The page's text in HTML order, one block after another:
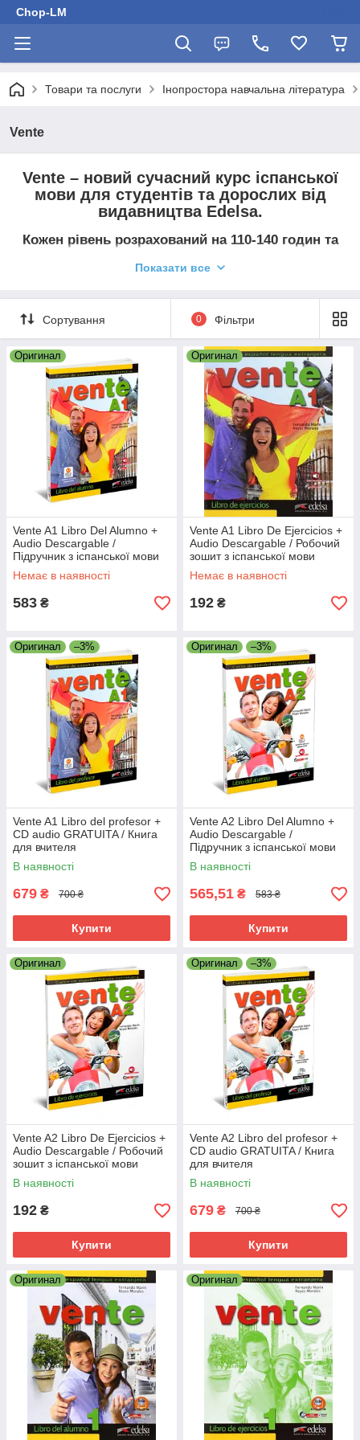
Chop-LM
Товари та послуги Інопростора навчальна література
Vente
Vente– новий сучасний курс іспанської
мови для студентів та дорослих від
видавництва Edеlsa.
Кожен рівень розрахований на 110-140 годин та
Кожен модуль містить:
короткі характеристики того, що вивчатиметься на
занятті,
розворот граматики та лексики,
практичні завдання,
розділ на відпрацювання вимови та говоріння,
додаткові завдання,
теми для обговорення,
сторінки з країнознавства,
тести для самоконтролю
Для стyдентів до навчального курсу Vente доступні онлайн
матеріали з поясненнями і додатковими завданнями на сайті
http://edelsa.es/aula_vente.php
Показати все
Сортування 0 Фільтри
Оригинал
Vente A1 Libro Del Alumno +
Audio Descargable /
Підручник з іспанської мови
Немає в наявності
583 ₴
Оригинал
Vente A1 Libro De Ejercicios +
Audio Descargable / Робочий
зошит з іспанської мови
Немає в наявності
192 ₴
Оригинал –3%
Vente A1 Libro del profesor +
CD audio GRATUITA / Книга
для вчителя
В наявності
679 ₴ 700 ₴
Купити
Оригинал –3%
Vente A2 Libro Del Alumno +
Audio Descargable /
Підручник з іспанської мови
В наявності
565,51 ₴ 583 ₴
Купити
Оригинал
Vente A2 Libro De Ejercicios +
Audio Descargable / Робочий
зошит з іспанської мови
В наявності
192 ₴
Купити
Оригинал –3%
Vente A2 Libro del profesor +
CD audio GRATUITA / Книга
для вчителя
В наявності
679 ₴ 700 ₴
Купити
Оригинал Оригинал